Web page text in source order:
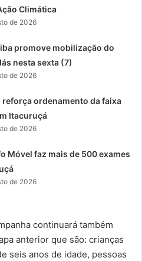
Climática
de 2026
promove mobilização do
nesta sexta (7)
de 2026
reforça ordenamento da faixa
Itacuruçá
de 2026
Móvel faz mais de 500 exames
de 2026
continuará também
anterior que são: crianças
seis anos de idade, pessoas